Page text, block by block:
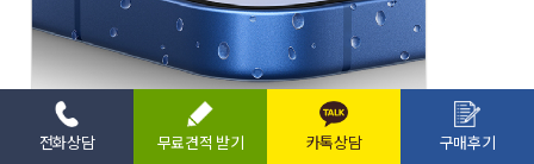
전화상담 무료견적 받기 카톡상담 구매후기